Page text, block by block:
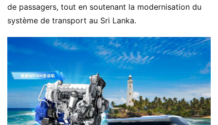
de passagers, tout en soutenant la modernisation du
système de transport au Sri Lanka.